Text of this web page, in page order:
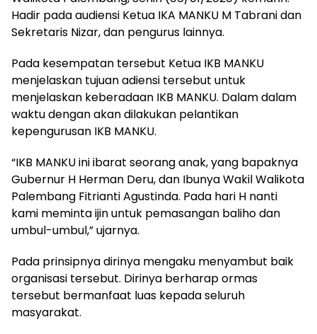
Hadir pada audiensi Ketua IKA MANKU M Tabrani dan
Sekretaris Nizar, dan pengurus lainnya.
Pada kesempatan tersebut Ketua IKB MANKU
menjelaskan tujuan adiensi tersebut untuk
menjelaskan keberadaan IKB MANKU. Dalam dalam
waktu dengan akan dilakukan pelantikan
kepengurusan IKB MANKU.
“IKB MANKU ini ibarat seorang anak, yang bapaknya
Gubernur H Herman Deru, dan Ibunya Wakil Walikota
Palembang Fitrianti Agustinda. Pada hari H nanti
kami meminta ijin untuk pemasangan baliho dan
umbul-umbul,” ujarnya.
Pada prinsipnya dirinya mengaku menyambut baik
organisasi tersebut. Dirinya berharap ormas
tersebut bermanfaat luas kepada seluruh
masyarakat.